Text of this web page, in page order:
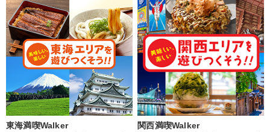
東海満喫Walker 関西満喫Walker